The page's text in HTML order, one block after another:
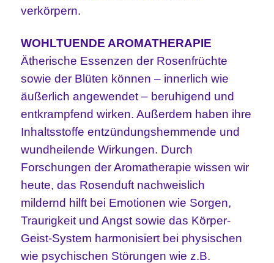
verkörpern.
WOHLTUENDE AROMATHERAPIE
Ätherische Essenzen der Rosenfrüchte
sowie der Blüten können – innerlich wie
äußerlich angewendet – beruhigend und
entkrampfend wirken. Außerdem haben ihre
Inhaltsstoffe entzündungshemmende und
wundheilende Wirkungen. Durch
Forschungen der Aromatherapie wissen wir
heute, das Rosenduft nachweislich
mildernd hilft bei Emotionen wie Sorgen,
Traurigkeit und Angst sowie das Körper-
Geist-System harmonisiert bei physischen
wie psychischen Störungen wie z.B.